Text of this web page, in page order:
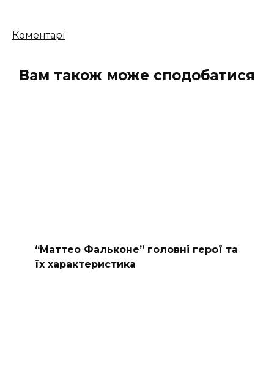
Кількість
Коментарі
Вам також може сподобатися
“Маттео Фальконе” головні герої та
їх характеристика